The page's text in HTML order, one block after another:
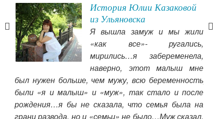
История Юлии Казаковой
из Ульяновска
Я вышла замуж и мы жили
«как все»- ругались,
мирились…я забеременела,
наверно, этот малыш мне
был нужен больше, чем мужу, всю беременность
были «я и малыш» и «муж», так стало и после
рождения…я бы не сказала, что семья была на
грани развода, но и «семьи» не было…Муж сказал,